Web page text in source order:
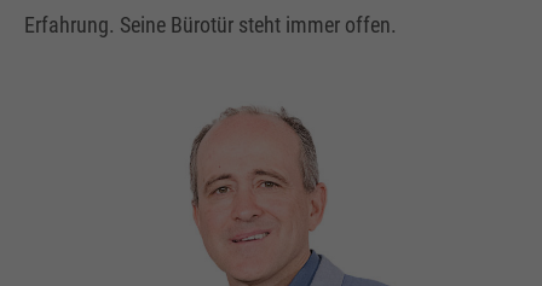
Erfahrung. Seine Bürotür steht immer offen.